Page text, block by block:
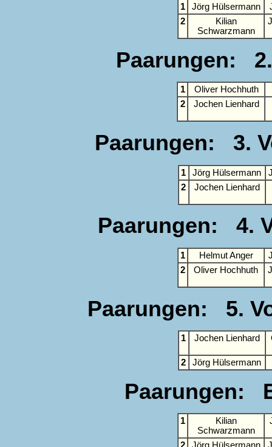
1 Jörg Hülsermann
2
Kilian
Schwarzmann
Paarungen:
1
Oliver Hochhuth
2
Jochen Lienhard
Paarungen: 3.
1 Jörg Hülsermann
2
Jochen Lienhard
Paarungen: 4.
1 Helmut Anger
2
Oliver Hochhuth
Paarungen: 5.
1 Jochen Lienhard
2 Jörg Hülsermann
Paarungen:
1
Kilian
Schwarzmann